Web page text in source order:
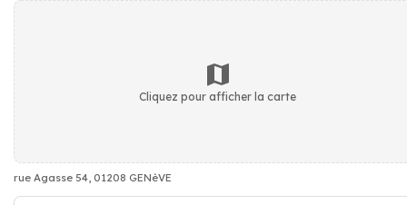
Cliquez pour afficher la carte
rue Agasse 54, 01208 GENèVE